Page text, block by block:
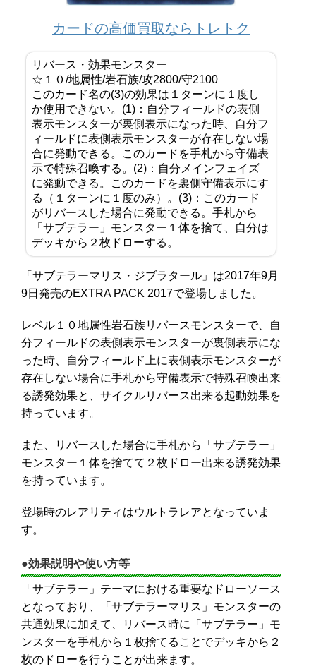
カードの高価買取ならトレトク
リバース・効果モンスター
☆１０/地属性/岩石族/攻2800/守2100
このカード名の(3)の効果は１ターンに１度し
か使用できない。(1)：自分フィールドの表側
表示モンスターが裏側表示になった時、自分フ
ィールドに表側表示モンスターが存在しない場
合に発動できる。このカードを手札から守備表
示で特殊召喚する。(2)：自分メインフェイズ
に発動できる。このカードを裏側守備表示にす
る（１ターンに１度のみ）。(3)：このカード
がリバースした場合に発動できる。手札から
「サブテラー」モンスター１体を捨て、自分は
デッキから２枚ドローする。
「サブテラーマリス・ジブラタール」は2017年9月
9日発売のEXTRA PACK 2017で登場しました。
レベル１０地属性岩石族リバースモンスターで、自
分フィールドの表側表示モンスターが裏側表示にな
った時、自分フィールド上に表側表示モンスターが
存在しない場合に手札から守備表示で特殊召喚出来
る誘発効果と、サイクルリバース出来る起動効果を
持っています。
また、リバースした場合に手札から「サブテラー」
モンスター１体を捨てて２枚ドロー出来る誘発効果
を持っています。
登場時のレアリティはウルトラレアとなっていま
す。
●効果説明や使い方等
「サブテラー」テーマにおける重要なドローソース
となっており、「サブテラーマリス」モンスターの
共通効果に加えて、リバース時に「サブテラー」モ
ンスターを手札から１枚捨てることでデッキから２
枚のドローを行うことが出来ます。